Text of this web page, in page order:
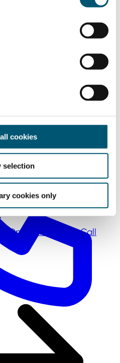
cookies
selection
cookies only
アー
Open Innovation Call